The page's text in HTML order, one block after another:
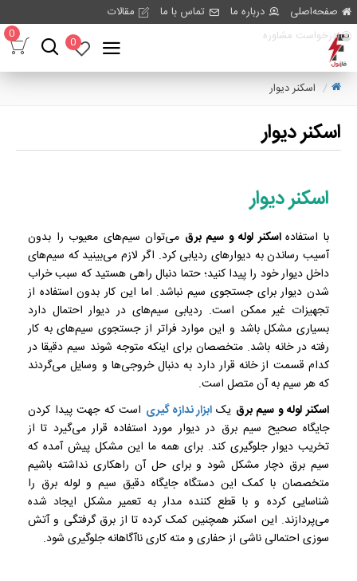
صفحه‌اصلی درباره ما تماس با ما
مقالات
درخواست مشاوره
0
0
اسکنر دیوار
اسکنر دیوار
اسکنر دیوار
با استفادهاسکنر لوله و سیم برق می‌توان سیم‌های معیوب را بدون
آسیب رساندن به دیوارهای ردیابی کرد. اگر لازم می‌بینید که سیم‌های
داخل دیوار خود را پیدا کنید؛ حتما دنبال راهی هستید که سبب خراب
شدن دیوار برای جستجوی سیم نباشد. اما این کار بدون استفاده از
تجهیزات غیر ممکن است. ردیابی سیم‌های در دیوار احتمال دارد
بسیاری مشکل باشد و این موارد فراتر از جستجوی سیم‌های به کار
رفته در خانه باشد. متخصصان برای اینکه متوجه شوند سیم دقیقا در
کدام قسمت از خانه قرار دارد به دنبال خروجی‌ها و وسایل می‌گردند
که هر سیم به آن متصل است.
اسکنر لوله و سیم برق یکابزار ندازه گیری است که جهت پیدا کردن
جایگاه صحیح سیم برق در دیوار مورد استفاده قرار می‌گیرد تا از
تخریب دیوار جلوگیری کند. برای همه ما این مشکل پیش آمده که
سیم برق دچار مشکل شود و برای حل آن راهکاری نداشته باشیم
متخصصان با کمک این دستگاه جایگاه دقیق سیم و لوله برق را
شناسایی کرده و با قطع کننده مدار به تعمیر مشکل ایجاد شده
می‌پردازند. این اسکنر همچنین کمک کرده تا از برق گرفتگی و آتش
سوزی احتمالی ناشی از حفاری و مته کاری ناآگاهانه جلوگیری شود.